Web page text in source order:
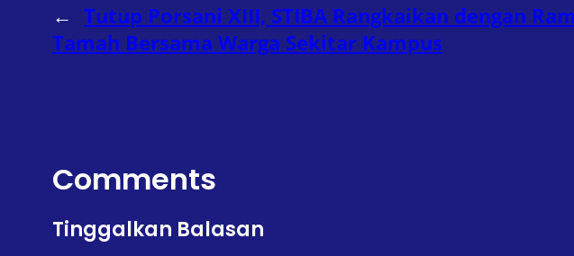
← Tutup Porsani XIII, STIBA Rangkaikan dengan
Tamah Bersama Warga Sekitar Kampus
Comments
Tinggalkan Balasan